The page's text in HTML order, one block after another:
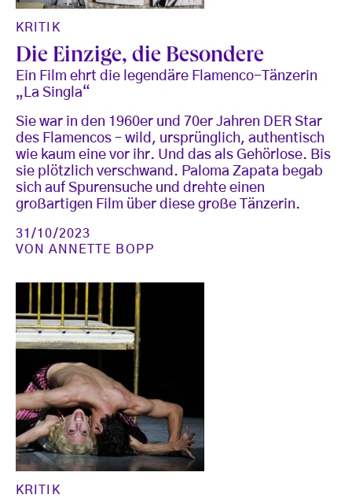
KRITIK
Die Einzige, die Besondere
Ein Film ehrt die legendäre Flamenco-Tänzerin
„La Singla“
Sie war in den 1960er und 70er Jahren DER Star
des Flamencos – wild, ursprünglich, authentisch
wie kaum eine vor ihr. Und das als Gehörlose. Bis
sie plötzlich verschwand. Paloma Zapata begab
sich auf Spurensuche und drehte einen
großartigen Film über diese große Tänzerin.
31/10/2023
VONANNETTE BOPP
KRITIK